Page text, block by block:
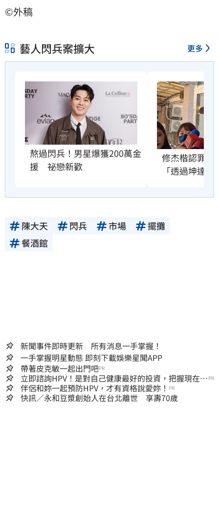
©外稿
藝人閃兵案擴大 更多
熬過閃兵！男星爆獲200萬金
援　祕戀新歡
修杰楷認罪求
「透過坤達」
陳大天 閃兵 市場
擺攤
餐酒館
新聞事件即時更新 所有消息一手掌握！
一手掌握明星動態 即刻下載娛樂星聞APP
帶著皮克敏一起出門吧PR
立即諮詢HPV！是對自己健康最好的投資，把握現在不
嫌晚！
PR
伴侶和妳一起預防HPV，才有資格說愛妳！ PR
快訊／永和豆漿創始人在台北離世 享壽70歲